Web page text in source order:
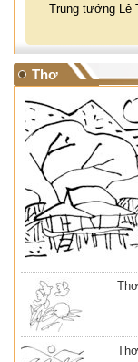
Trung tướng Lê
Thơ